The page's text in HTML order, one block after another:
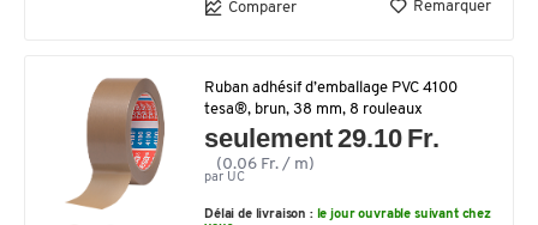
Comparer Remarquer
Ruban adhésif d’emballage PVC 4100
tesa®, brun, 38 mm, 8 rouleaux
seulement 29.10 Fr.
(0.06 Fr. / m)
par UC
Délai de livraison : le jour ouvrable suivant chez